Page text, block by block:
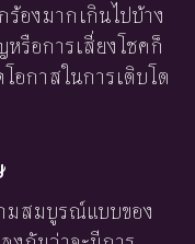
องมากเกินไปบ้าง
รือการเสี่ยงโชคก็
อกาสในการเติบโต
มสมบูรณ์แบบของ